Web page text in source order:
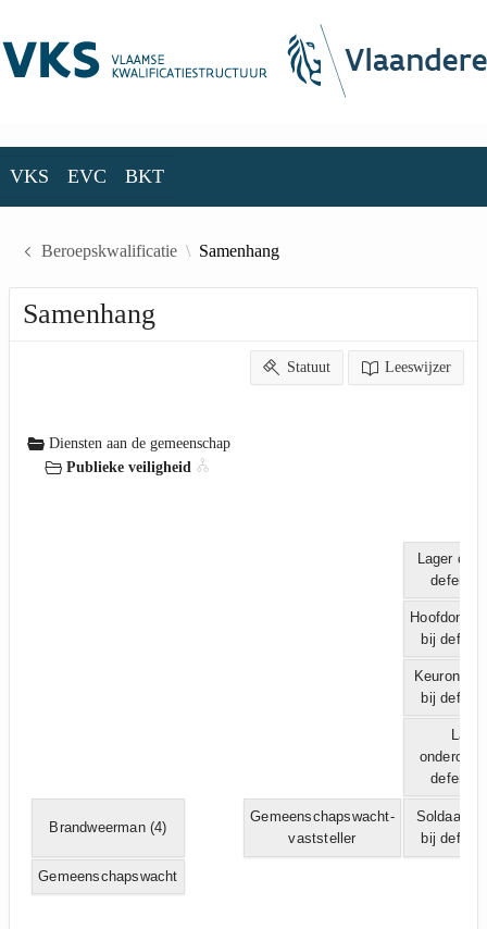
VKS EVC BKT
Beroepskwalificatie Samenhang
Samenhang
Statuut Leeswijzer
Diensten aan de gemeenschap
Publieke veiligheid
Lager
defensie
bij
bij
Lager
defensie
Brandweerman(4)
Gemeenschapswacht-
vaststeller
Soldaat/
bij
Gemeenschapswacht